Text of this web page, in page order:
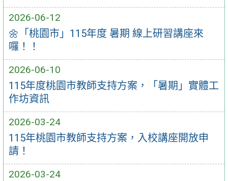
2026-06-12
🌼「桃園市」115年度 暑期 線上研習講座來
囉！！
2026-06-10
115年度桃園市教師支持方案，「暑期」實體工
作坊資訊
2026-03-24
115年桃園市教師支持方案，入校講座開放申
請！
2026-03-24